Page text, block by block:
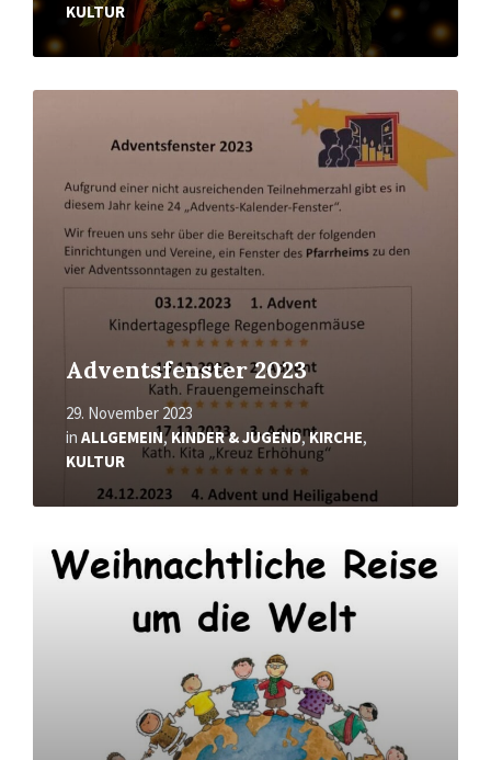
KULTUR
Adventsfenster 2023
29. November 2023
in ALLGEMEIN,KINDER & JUGEND,KIRCHE,
KULTUR
Mehr
Mehr
erfahren